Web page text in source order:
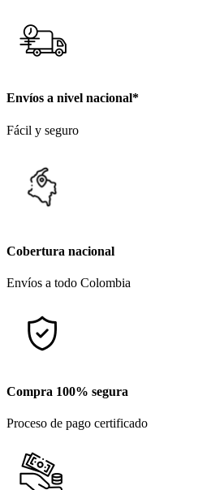
Envíos a nivel nacional*
Fácil y seguro
Cobertura nacional
Envíos a todo Colombia
Compra 100% segura
Proceso de pago certificado